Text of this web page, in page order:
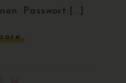
Passwort:[...]